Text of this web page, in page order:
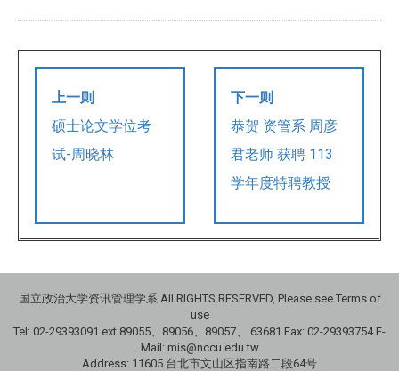
上一则
硕士论文学位考
试-周晓林
下一则
恭贺 资管系 周彦
君老师 获聘 113
学年度特聘教授
国立政治大学资讯管理学系 All RIGHTS RESERVED, Please see Terms of
use
Tel: 02-29393091 ext.89055、89056、89057、
63681 Fax: 02-29393754 E-
Mail: mis@nccu.edu.tw
Address: 11605 台北市文山区指南路二段64号